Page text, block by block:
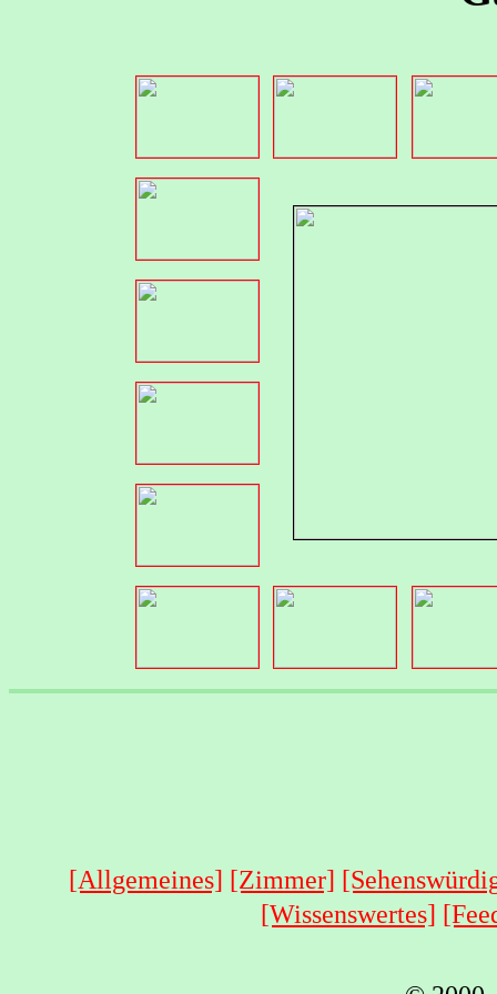
[Allgemeines] [Zimmer]
[Wissenswertes]